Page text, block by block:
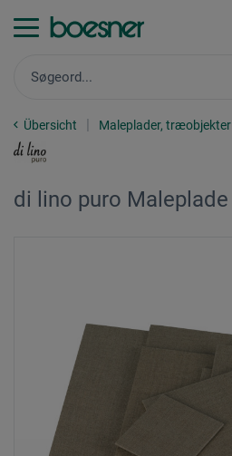
Übersicht Maleplader, træobjekter
di lino puro Maleplade